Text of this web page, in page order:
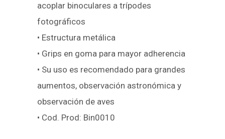
acoplar binoculares a trípodes
fotográficos
• Estructura metálica
• Grips en goma para mayor adherencia
• Su uso es recomendado para grandes
aumentos, observación astronómica y
observación de aves
• Cod. Prod: Bin0010